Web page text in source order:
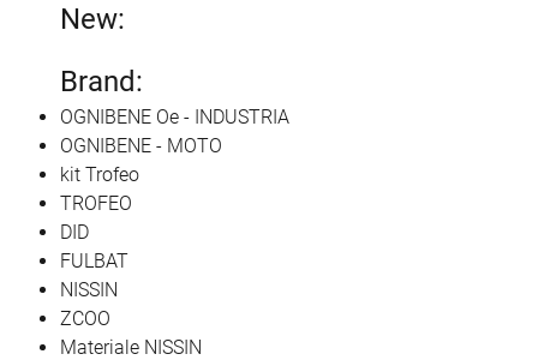
New:
Brand:
OGNIBENE Oe - INDUSTRIA
OGNIBENE - MOTO
kit Trofeo
TROFEO
DID
FULBAT
NISSIN
ZCOO
Materiale NISSIN